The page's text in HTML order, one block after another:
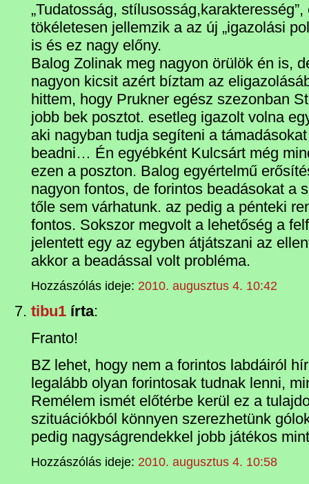
„Tudatosság,
tökéletesen jellemzik a az új „igazolási
is és ez nagy előny.
Balog Zolinak meg nagyon örülök én is,
nagyon kicsit azért bíztam az
hittem, hogy Prukner egész szezonban
jobb bek posztot. esetleg igazolt volna
aki nagyban tudja segíteni a
beadni… Én egyébként Kulcsárt még
ezen a poszton. Balog egyértelmű
nagyon fontos, de forintos beadásokat a
tőle sem várhatunk. az pedig a pénteki
fontos. Sokszor megvolt a lehetőség a
jelentett egy az egyben átjátszani az
akkor a beadással volt probléma.
Hozzászólás ideje: 2010. augusztus 4. 10:42
tibu1 írta:
Franto!
BZ lehet, hogy nem a forintos labdáiról
legalább olyan forintosak tudnak lenni,
Remélem ismét előtérbe kerül ez a
szituációkból könnyen szerezhetünk
pedig nagyságrendekkel jobb játékos
Hozzászólás ideje: 2010. augusztus 4. 10:58